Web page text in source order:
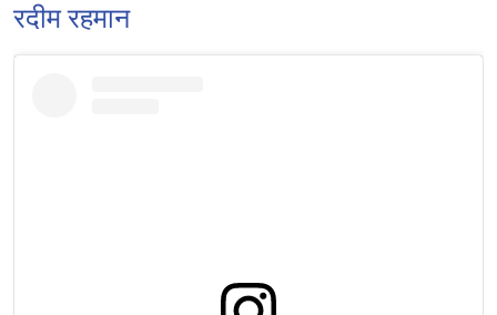
रदीम रहमान